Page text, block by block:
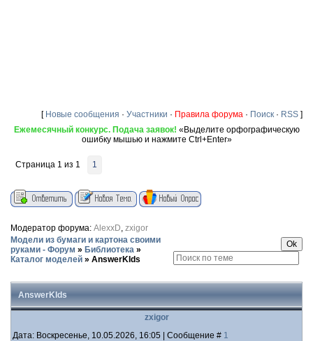
[ Новые сообщения · Участники · Правила форума · Поиск · RSS ]
Ежемесячный конкурс. Подача заявок! «Выделите орфографическую
ошибку мышью и нажмите Ctrl+Enter»
Страница 1 из 1 1
Модератор форума: AlexxD, zxigor
Модели из бумаги и картона своими
руками - Форум » Библиотека »
Каталог моделей » AnswerKIds
AnswerKIds
zxigor
Дата: Воскресенье, 10.05.2026, 16:05 | Сообщение # 1